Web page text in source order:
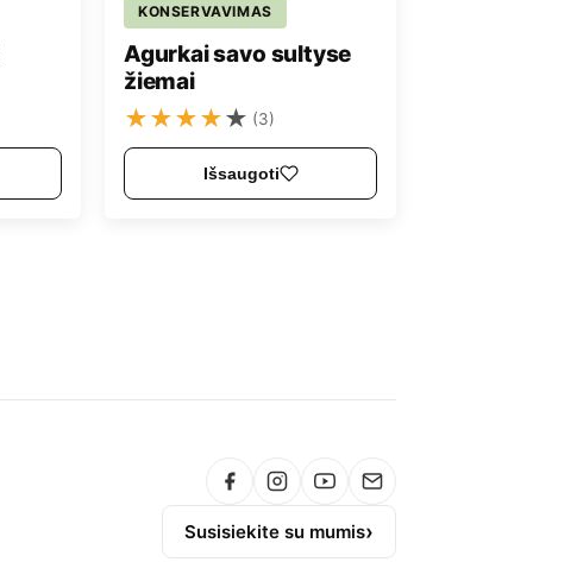
KONSERVAVIMAS
Agurkai savo sultyse
žiemai
★★★★★ (3)
Išsaugoti
Susisiekite su mumis